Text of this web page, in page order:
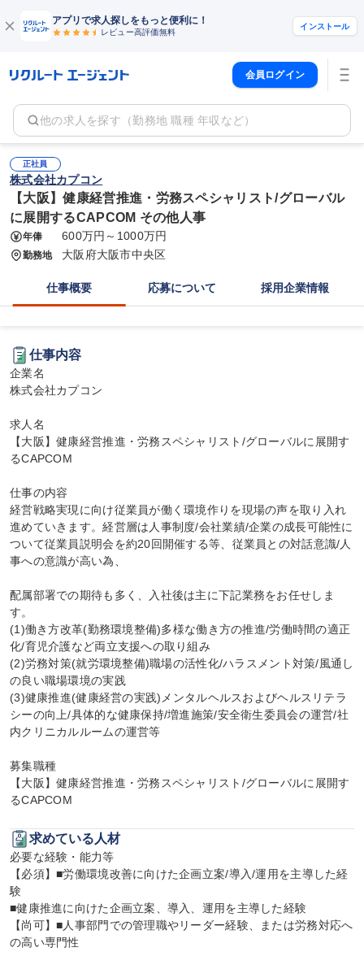
アプリで求人探しをもっと便利に！
レビュー高評価無料
インストール
会員ログイン
他の求人を探す（勤務地 職種 年収など）
正社員
株式会社カプコン
【大阪】健康経営推進・労務スペシャリスト/グローバル
に展開するCAPCOM その他人事
年俸 600万円～1000万円
勤務地 大阪府大阪市中央区
仕事概要 応募について 採用企業情報
仕事内容
企業名
株式会社カプコン
求人名
【大阪】健康経営推進・労務スペシャリスト/グローバルに展開す
るCAPCOM
仕事の内容
経営戦略実現に向け従業員が働く環境作りを現場の声を取り入れ
進めていきます。経営層は人事制度/会社業績/企業の成長可能性に
ついて従業員説明会を約20回開催する等、従業員との対話意識/人
事への意識が高い為、
配属部署での期待も多く、入社後は主に下記業務をお任せしま
す。
(1)働き方改革(勤務環境整備)多様な働き方の推進/労働時間の適正
化/育児介護など両立支援への取り組み
(2)労務対策(就労環境整備)職場の活性化/ハラスメント対策/風通し
の良い職場環境の実践
(3)健康推進(健康経営の実践)メンタルヘルスおよびヘルスリテラ
シーの向上/具体的な健康保持/増進施策/安全衛生委員会の運営/社
内クリニカルルームの運営等
募集職種
【大阪】健康経営推進・労務スペシャリスト/グローバルに展開す
るCAPCOM
求めている人材
必要な経験・能力等
【必須】■労働環境改善に向けた企画立案/導入/運用を主導した経
験
■健康推進に向けた企画立案、導入、運用を主導した経験
【尚可】■人事部門での管理職やリーダー経験、または労務対応へ
の高い専門性